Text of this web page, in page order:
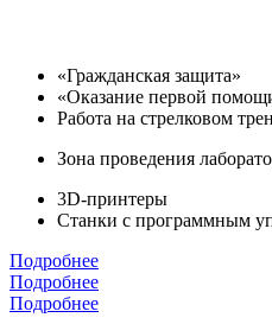
«Гражданская защита»
«Оказание первой
Работа на стрелковом
Зона проведения
3D-принтеры
Станки с программным
Подробнее
Подробнее
Подробнее